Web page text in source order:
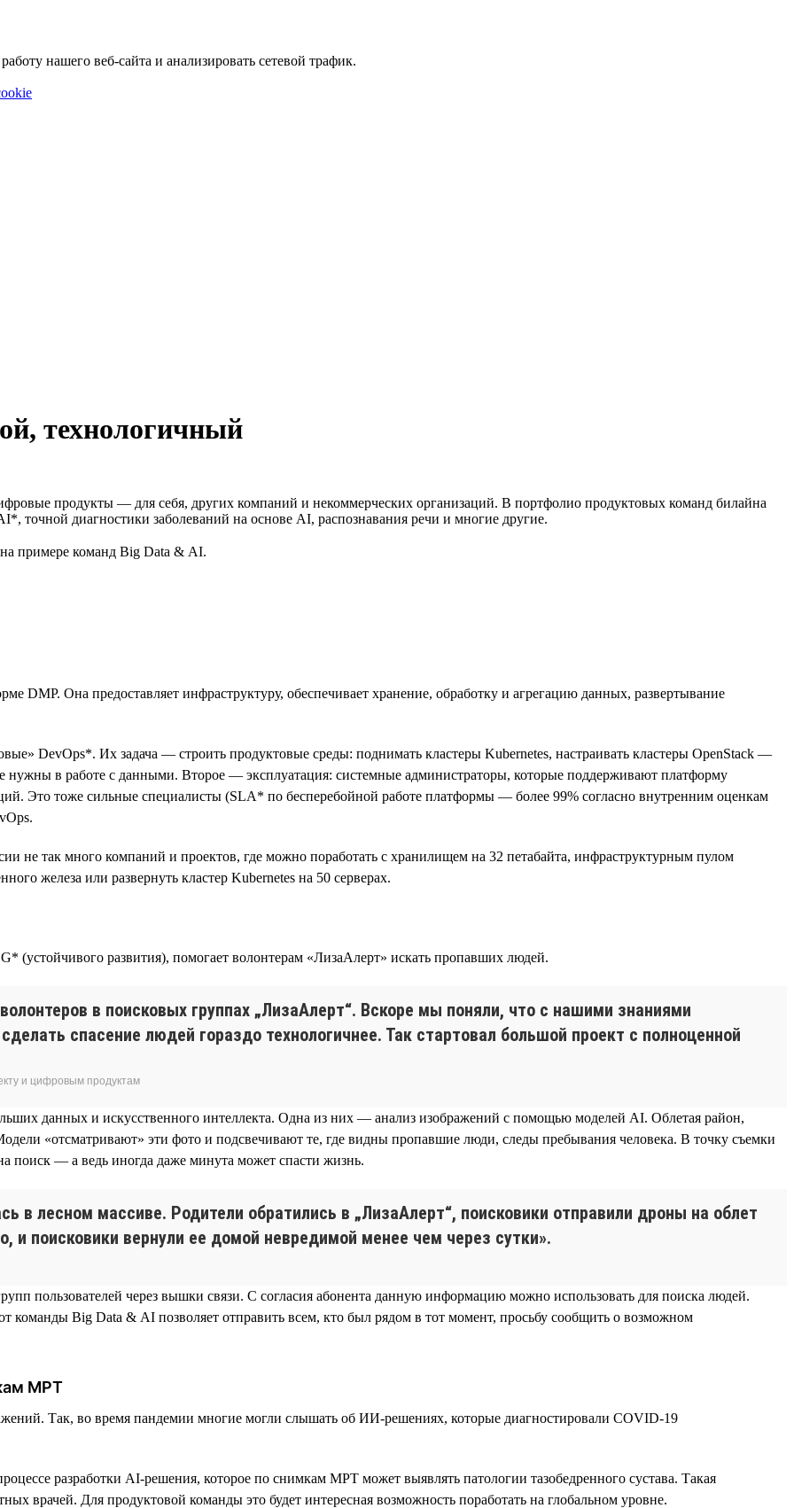
нашего веб-сайта и анализировать сетевой трафик.
технологичный
продукты — для себя, других компаний и некоммерческих организаций. В портфолио продуктовых команд билайна
точной диагностики заболеваний на основе AI, распознавания речи и многие другие.
на примере команд Big Data & AI.
DMP. Она предоставляет инфраструктуру, обеспечивает хранение, обработку и агрегацию данных, развертывание
DevOps*. Их задача — строить продуктовые среды: поднимать кластеры Kubernetes, настраивать кластеры OpenStack —
нужны в работе с данными. Второе — эксплуатация: системные администраторы, которые поддерживают платформу
Это тоже сильные специалисты (SLA* по бесперебойной работе платформы — более 99% согласно внутренним оценкам
не так много компаний и проектов, где можно поработать с хранилищем на 32 петабайта, инфраструктурным пулом
железа или развернуть кластер Kubernetes на 50 серверах.
(устойчивого развития), помогает волонтерам «ЛизаАлерт» искать пропавших людей.
в поисковых группах „ЛизаАлерт“. Вскоре мы поняли, что с нашими знаниями
спасение людей гораздо технологичнее. Так стартовал большой проект с полноценной
и цифровым продуктам
данных и искусственного интеллекта. Одна из них — анализ изображений с помощью моделей AI. Облетая район,
«отсматривают» эти фото и подсвечивают те, где видны пропавшие люди, следы пребывания человека. В точку съемки
поиск — а ведь иногда даже минута может спасти жизнь.
в лесном массиве. Родители обратились в „ЛизаАлерт“, поисковики отправили дроны на облет
поисковики вернули ее домой невредимой менее чем через сутки».
пользователей через вышки связи. C согласия абонента данную информацию можно использовать для поиска людей.
команды Big Data & AI позволяет отправить всем, кто был рядом в тот момент, просьбу сообщить о возможном
МРТ
Так, во время пандемии многие могли слышать об ИИ-решениях, которые диагностировали COVID-19
разработки AI-решения, которое по снимкам МРТ может выявлять патологии тазобедренного сустава. Такая
врачей. Для продуктовой команды это будет интересная возможность поработать на глобальном уровне.